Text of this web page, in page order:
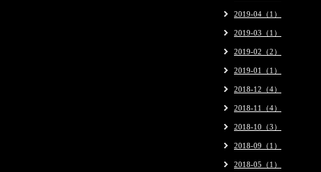
2019-04（1）
2019-03（1）
2019-02（2）
2019-01（1）
2018-12（4）
2018-11（4）
2018-10（3）
2018-09（1）
2018-05（1）